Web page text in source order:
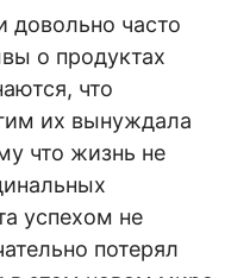
часто
о продуктах
что
их вынуждала
что жизнь не
успехом не
потерял